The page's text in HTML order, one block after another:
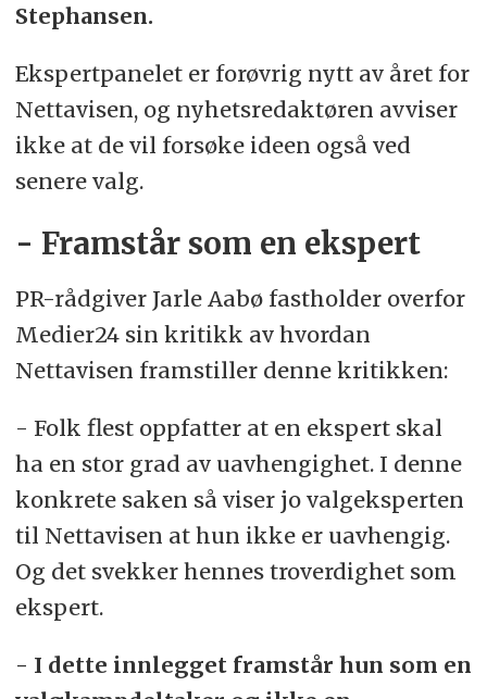
Stephansen.
Ekspertpanelet er forøvrig nytt av året for
Nettavisen, og nyhetsredaktøren avviser
ikke at de vil forsøke ideen også ved
senere valg.
- Framstår som en ekspert
PR-rådgiver Jarle Aabø fastholder overfor
Medier24 sin kritikk av hvordan
Nettavisen framstiller denne kritikken:
- Folk flest oppfatter at en ekspert skal
ha en stor grad av uavhengighet. I denne
konkrete saken så viser jo valgeksperten
til Nettavisen at hun ikke er uavhengig.
Og det svekker hennes troverdighet som
ekspert.
- I dette innlegget framstår hun som en